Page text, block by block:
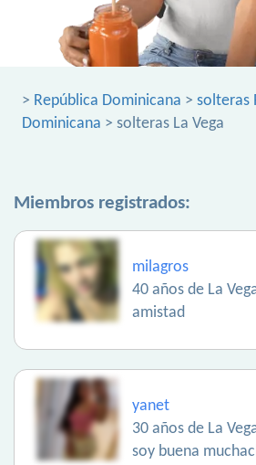
> República Dominicana > solteras
Dominicana > solteras La Vega
Miembros registrados:
milagros
40 años de La
amistad
yanet
30 años de La
soy buena